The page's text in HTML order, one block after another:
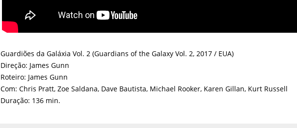
Guardiões da Galáxia Vol. 2 (Guardians of the Galaxy Vol. 2, 2017 / EUA)
Direção: James Gunn
Roteiro: James Gunn
Com: Chris Pratt, Zoe Saldana, Dave Bautista, Michael Rooker, Karen Gillan, Kurt Russell
Duração: 136 min.